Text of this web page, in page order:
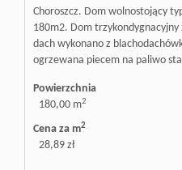
Choroszcz. Dom wolnostojący
180m2. Dom trzykondygnacyjny
dach wykonano z
ogrzewana piecem na paliwo
Powierzchnia
180,00 m2
Cena za m2
28,89 zł